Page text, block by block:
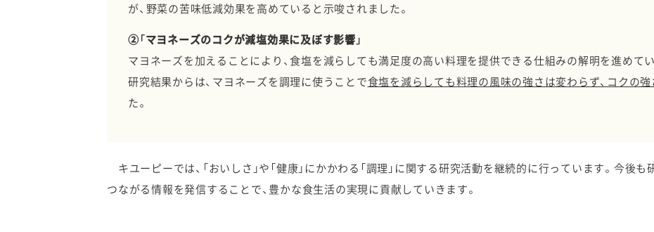
が、野菜の苦味低減効果を高めていると示唆されました。
②「マヨネーズのコクが減塩効果に及ぼす影響」
マヨネーズを加えることにより、食塩を減らしても満足度の高い料理を提供できる仕組みの解明を進めてい
研究結果からは、マヨネーズを調理に使うことで食塩を減らしても料理の風味の強さは変わらず、コクの強
た。
キユーピーでは、「おいしさ」や「健康」にかかわる「調理」に関する研究活動を継続的に行っています。今後
つながる情報を発信することで、豊かな食生活の実現に貢献していきます。